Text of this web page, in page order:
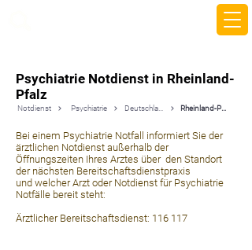
Psychiatrie Notdienst in Rheinland-
Pfalz
Notdienst Psychiatrie Rheinland-Pfalz
Bei einem Psychiatrie Notfall informiert Sie der
ärztlichen Notdienst außerhalb der
Öffnungszeiten Ihres Arztes über den Standort
der nächsten Bereitschaftsdienstpraxis
und welcher Arzt oder Notdienst für Psychiatrie
Notfälle bereit steht:
Ärztlicher Bereitschaftsdienst: 116 117